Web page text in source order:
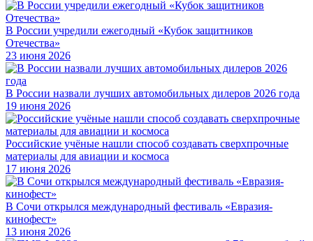
В России учредили ежегодный «Кубок защитников
Отечества»
23 июня 2026
В России назвали лучших автомобильных дилеров 2026 года
19 июня 2026
Российские учёные нашли способ создавать сверхпрочные
материалы для авиации и космоса
17 июня 2026
В Сочи открылся международный фестиваль «Евразия-
кинофест»
13 июня 2026